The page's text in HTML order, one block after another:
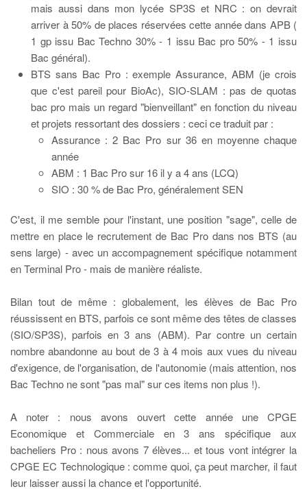
mais aussi dans mon lycée SP3S et NRC : on devrait
arriver à 50% de places réservées cette année dans APB (
1 gp issu Bac Techno 30% - 1 issu Bac pro 50% - 1 issu
Bac général).
BTS sans Bac Pro : exemple Assurance, ABM (je crois
que c'est pareil pour BioAc), SIO-SLAM : pas de quotas
bac pro mais un regard "bienveillant" en fonction du niveau
et projets ressortant des dossiers : ceci ce traduit par :
Assurance : 2 Bac Pro sur 36 en moyenne chaque
année
ABM : 1 Bac Pro sur 16 il y a 4 ans (LCQ)
SIO : 30 % de Bac Pro, généralement SEN
C'est, il me semble pour l'instant, une position "sage", celle de
mettre en place le recrutement de Bac Pro dans nos BTS (au
sens large) - avec un accompagnement spécifique notamment
en Terminal Pro - mais de manière réaliste.
Bilan tout de même : globalement, les élèves de Bac Pro
réussissent en BTS, parfois ce sont même des têtes de classes
(SIO/SP3S), parfois en 3 ans (ABM). Par contre un certain
nombre abandonne au bout de 3 à 4 mois aux vues du niveau
d'exigence, de l'organisation, de l'autonomie (mais attention, nos
Bac Techno ne sont "pas mal" sur ces items non plus !).
A noter : nous avons ouvert cette année une CPGE
Economique et Commerciale en 3 ans spécifique aux
bacheliers Pro : nous avons 7 élèves... et tous vont intégrer la
CPGE EC Technologique : comme quoi, ça peut marcher, il faut
leur laisser aussi la chance et l'opportunité.